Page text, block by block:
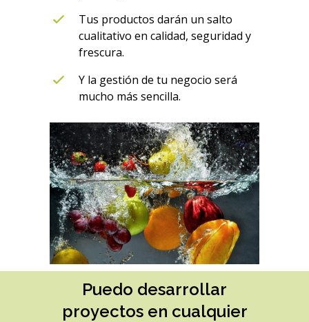
Tus productos darán un salto
cualitativo en calidad, seguridad y
frescura.
Y la gestión de tu negocio será
mucho más sencilla.
Puedo desarrollar
proyectos en cualquier